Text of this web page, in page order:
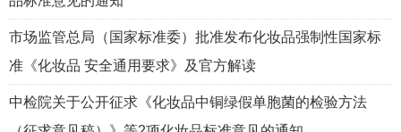
市场监管总局（国家标准委）批准发布化妆品强制性国家标
准《化妆品 安全通用要求》及官方解读
中检院关于公开征求《化妆品中铜绿假单胞菌的检验方法